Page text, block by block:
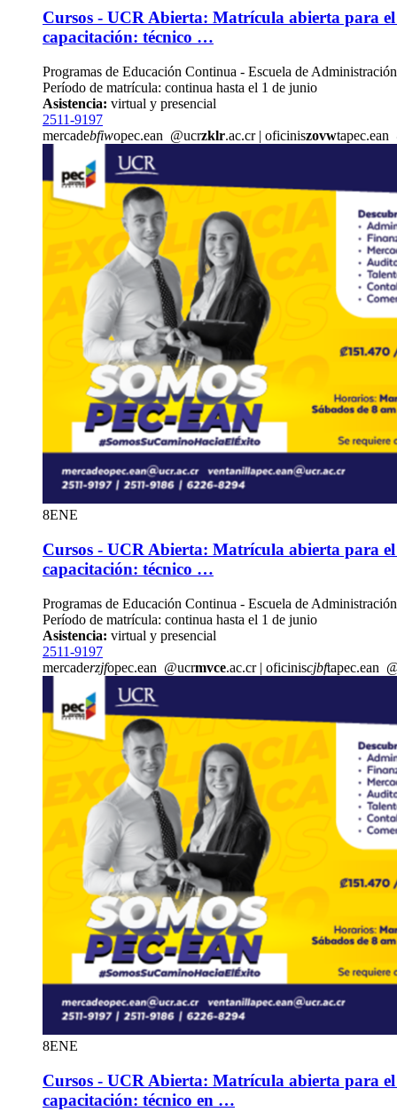
Cursos - UCR Abierta: Matrícula abierta para
capacitación: técnico …
Programas de Educación Continua - Escuela de
Período de matrícula: continua hasta el 1 de junio
Asistencia: virtual y presencial
2511-9197
mercadebfiwopec.ean @ucrzklr.ac.cr| oficiniszovwtapec.ean
8ENE
Cursos - UCR Abierta: Matrícula abierta para
capacitación: técnico …
Programas de Educación Continua - Escuela de
Período de matrícula: continua hasta el 1 de junio
Asistencia: virtual y presencial
2511-9197
mercaderzjfopec.ean @ucrmvce.ac.cr| oficiniscjbftapec.ean
8ENE
Cursos - UCR Abierta: Matrícula abierta para
capacitación: técnico en …